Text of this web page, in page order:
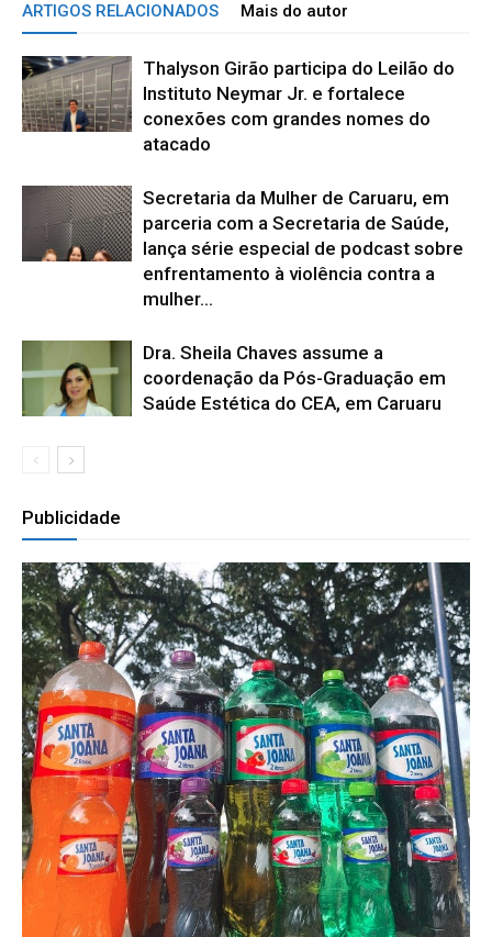
ARTIGOS RELACIONADOS Mais do autor
Thalyson Girão participa do Leilão do
Instituto Neymar Jr. e fortalece
conexões com grandes nomes do
atacado
Secretaria da Mulher de Caruaru, em
parceria com a Secretaria de Saúde,
lança série especial de podcast sobre
enfrentamento à violência contra a
mulher...
Dra. Sheila Chaves assume a
coordenação da Pós-Graduação em
Saúde Estética do CEA, em Caruaru
Publicidade